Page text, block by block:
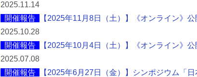
2025.11.14
開催報告
【2025年11月8日（土）】《オンライン》
2025.10.28
開催報告
【2025年10月4日（土）】《オンライン》
2025.07.08
開催報告
【2025年6月27日（金）】シンポジウム「